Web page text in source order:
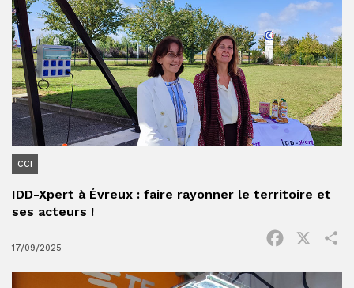
CCI
IDD-Xpert à Évreux : faire rayonner le territoire et
ses acteurs !
17/09/2025
Facebook